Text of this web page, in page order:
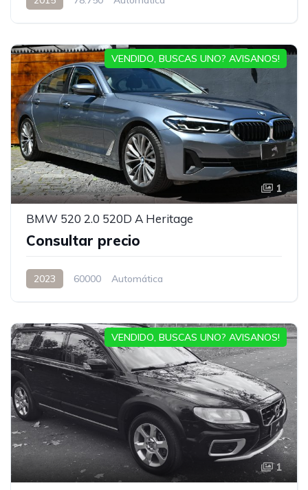
1
BMW 520 2.0 520D A Heritage
Consultar precio
2023 60000 Automática
VENDIDO, BUSCAS UNO? AVISANOS!
1
VENDIDO, BUSCAS UNO? AVISANOS!